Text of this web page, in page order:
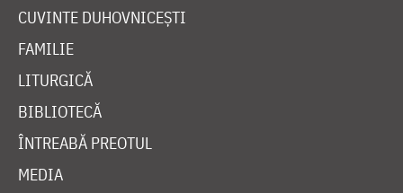
CUVINTE DUHOVNICEȘTI
FAMILIE
LITURGICĂ
BIBLIOTECĂ
ÎNTREABĂ PREOTUL
MEDIA